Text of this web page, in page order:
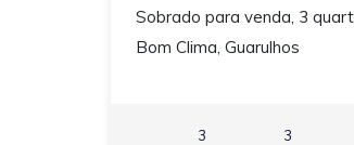
Sobrado para venda, 3
Bom Clima, Guarulhos
3
3